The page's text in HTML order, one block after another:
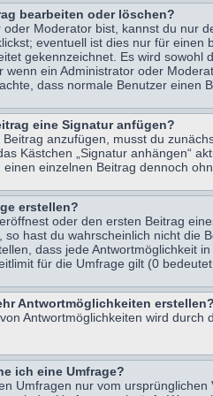
bearbeiten oder löschen?
Moderator bist, kannst du nur
eventuell ist dies nur für
gekennzeichnet. Es wird
wenn ein Administrator oder
dass normale Benutzer einen
eine Signatur anfügen?
anzufügen, musst du
Kästchen „Signatur anhängen“
einzelnen Beitrag dennoch
erstellen?
oder den ersten Beitrag
so hast du wahrscheinlich nicht die
dass jede Antwortmöglichkeit
für die Umfrage gilt (0
Antwortmöglichkeiten
Antwortmöglichkeiten wird
ich eine Umfrage?
Umfragen nur vom